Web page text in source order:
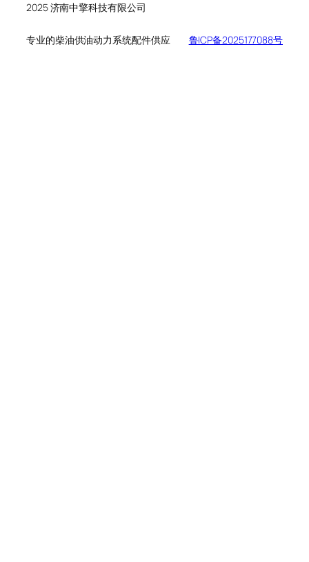
品
2025 济南中擎科技有限公司
专业的柴油供油动力系统配件供应 鲁ICP备2025177088号